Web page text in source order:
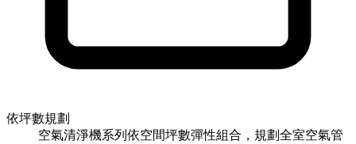
依坪數規劃
空氣清淨機系列依空間坪數彈性組合，規劃全室空氣管